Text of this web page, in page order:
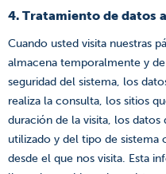
4. Tratamiento de datos
Cuando usted visita nuestras
almacena temporalmente y
seguridad del sistema, los
realiza la consulta, los sitios
duración de la visita, los
utilizado y del tipo de
desde el que nos visita. Esta